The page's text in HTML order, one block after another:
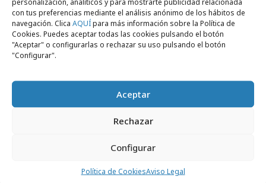
con tus preferencias mediante el análisis anónimo de los hábitos de
navegación. Clica AQUÍpara más información sobre la Política de
Cookies. Puedes aceptar todas las cookies pulsando el botón
"Aceptar" o configurarlas o rechazar su uso pulsando el botón
"Configurar".
Aceptar
Rechazar
Configurar
Política de CookiesAviso Legal
Empresas y Negocios